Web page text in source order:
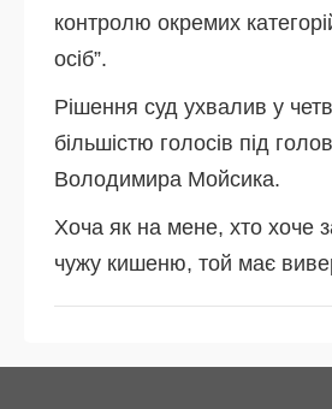
контролю окремих
осіб”.
Рішення суд ухвалив у
більшістю голосів під
Володимира Мойсика.
Хоча як на мене, хто хоче
чужу кишеню, той має